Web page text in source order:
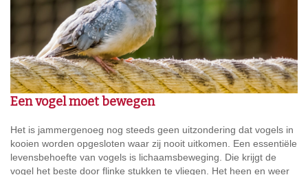
Een vogel moet bewegen
Het is jammergenoeg nog steeds geen uitzondering dat vogels in
kooien worden opgesloten waar zij nooit uitkomen. Een essentiële
levensbehoefte van vogels is lichaamsbeweging. Die krijgt de
vogel het beste door flinke stukken te vliegen. Het heen en weer